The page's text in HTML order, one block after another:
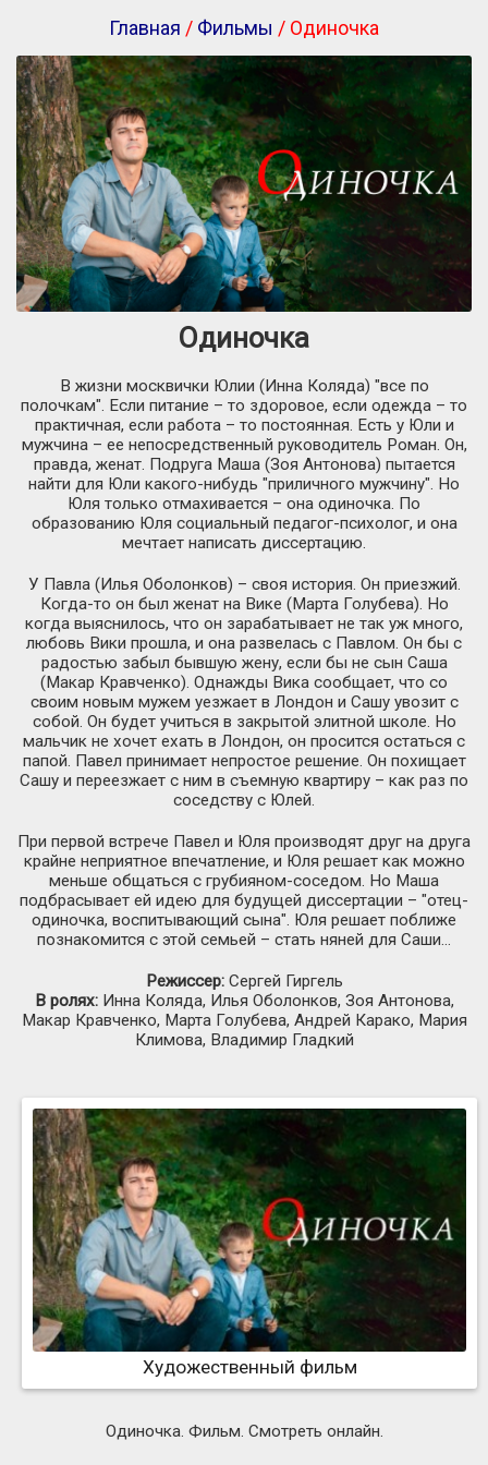
Главная / Фильмы / Одиночка
Одиночка
В жизни москвички Юлии (Инна Коляда) "все по
полочкам". Если питание – то здоровое, если одежда – то
практичная, если работа – то постоянная. Есть у Юли и
мужчина – ее непосредственный руководитель Роман. Он,
правда, женат. Подруга Маша (Зоя Антонова) пытается
найти для Юли какого-нибудь "приличного мужчину". Но
Юля только отмахивается – она одиночка. По
образованию Юля социальный педагог-психолог, и она
мечтает написать диссертацию.
У Павла (Илья Оболонков) – своя история. Он приезжий.
Когда-то он был женат на Вике (Марта Голубева). Но
когда выяснилось, что он зарабатывает не так уж много,
любовь Вики прошла, и она развелась с Павлом. Он бы с
радостью забыл бывшую жену, если бы не сын Саша
(Макар Кравченко). Однажды Вика сообщает, что со
своим новым мужем уезжает в Лондон и Сашу увозит с
собой. Он будет учиться в закрытой элитной школе. Но
мальчик не хочет ехать в Лондон, он просится остаться с
папой. Павел принимает непростое решение. Он похищает
Сашу и переезжает с ним в съемную квартиру – как раз по
соседству с Юлей.
При первой встрече Павел и Юля производят друг на друга
крайне неприятное впечатление, и Юля решает как можно
меньше общаться с грубияном-соседом. Но Маша
подбрасывает ей идею для будущей диссертации – "отец-
одиночка, воспитывающий сына". Юля решает поближе
познакомится с этой семьей – стать няней для Саши…
Режиссер:Сергей Гиргель
В ролях:Инна Коляда, Илья Оболонков, Зоя Антонова,
Макар Кравченко, Марта Голубева, Андрей Карако, Мария
Климова, Владимир Гладкий
Художественный фильм
Одиночка. Фильм. Смотреть онлайн.